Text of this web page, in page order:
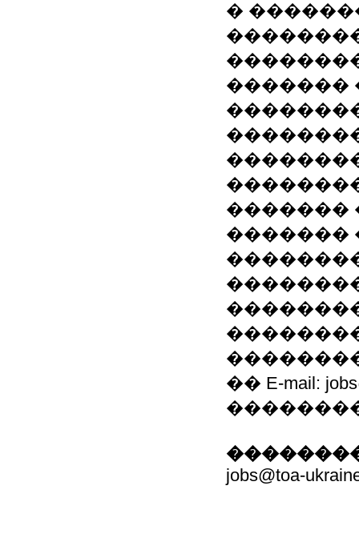
�
�������
�������
�������
��������
�� E-mail:
jobs@toa-